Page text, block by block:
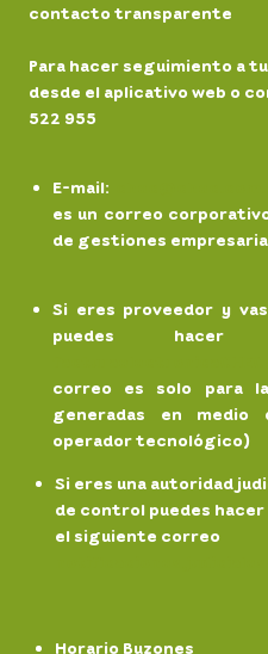
contacto transparente
Para hacer seguimiento a
desde el aplicativo web o
522 955
E-mail:
es un correo
de gestiones
Si eres proveedor y
puedes
correo es solo para
generadas en
operador tecnológico)
Si eres una autoridad
de control puedes
el siguiente correo
Horario Buzones